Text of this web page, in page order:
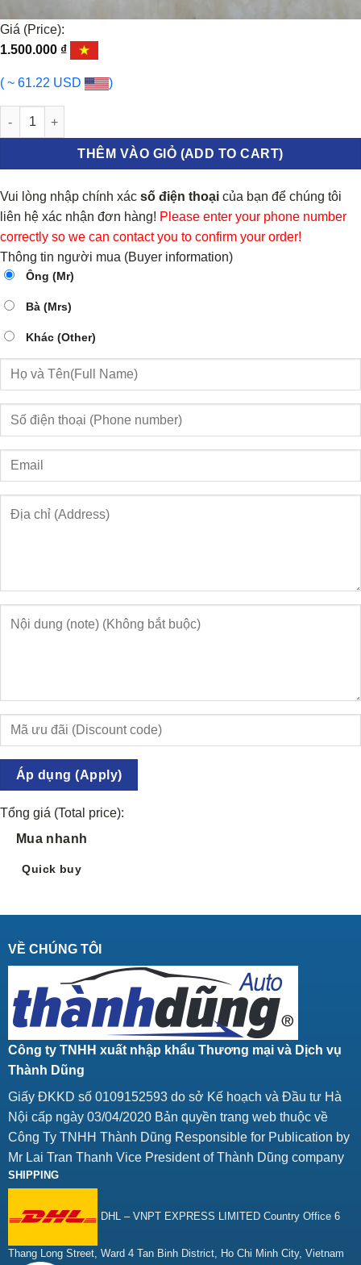
Giá (Price):
1.500.000 ₫
( ~ 61.22 USD )
NẮP ĐẬY DÀN CAM AUDI A5 2013-2021 | 06G103269B số lượng
THÊM VÀO GIỎ (ADD TO CART)
Vui lòng nhập chính xác số điện thoại của bạn để chúng tôi
liên hệ xác nhận đơn hàng! Please enter your phone number
correctly so we can contact you to confirm your order!
Thông tin người mua (Buyer information)
Ông (Mr)
Bà (Mrs)
Khác (Other)
Áp dụng (Apply)
Tổng giá (Total price):
Mua nhanh
Quick buy
VỀ CHÚNG TÔI
Công ty TNHH xuất nhập khẩu Thương mại và Dịch vụ
Thành Dũng
Giấy ĐKKD số 0109152593 do sở Kế hoạch và Đầu tư Hà
Nội cấp ngày 03/04/2020 Bản quyền trang web thuộc về
Công Ty TNHH Thành Dũng Responsible for Publication by
Mr Lai Tran Thanh Vice President of Thành Dũng company
SHIPPING
DHL – VNPT EXPRESS LIMITED Country Office 6
Thang Long Street, Ward 4 Tan Binh District, Ho Chi Minh City, Vietnam